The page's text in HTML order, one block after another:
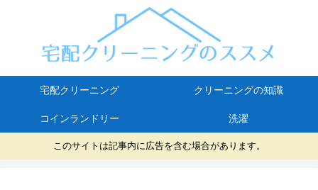
宅配クリーニング クリーニングの知識
コインランドリー 洗濯
このサイトは記事内に広告を含む場合があります。